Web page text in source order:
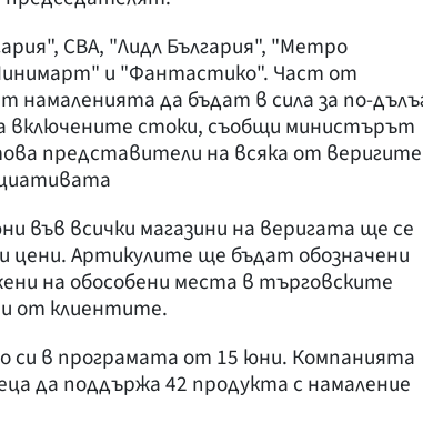
СВА, "Лидл България", "Метро
и "Фантастико". Част от
намаленията да бъдат в сила за по-
включените стоки, съобщи министърът
представители на всяка от веригите
във всички магазини на веригата ще се
цени. Артикулите ще бъдат обозначени
на обособени места в търговските
от клиентите.
в програмата от 15 юни. Компанията
да поддържа 42 продукта с намаление